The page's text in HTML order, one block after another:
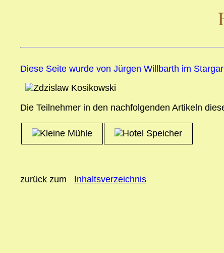
Diese Seite wurde von Jürgen Willbarth im
Die Teilnehmer in den nachfolgenden Artikeln
zurück zum Inhaltsverzeichnis